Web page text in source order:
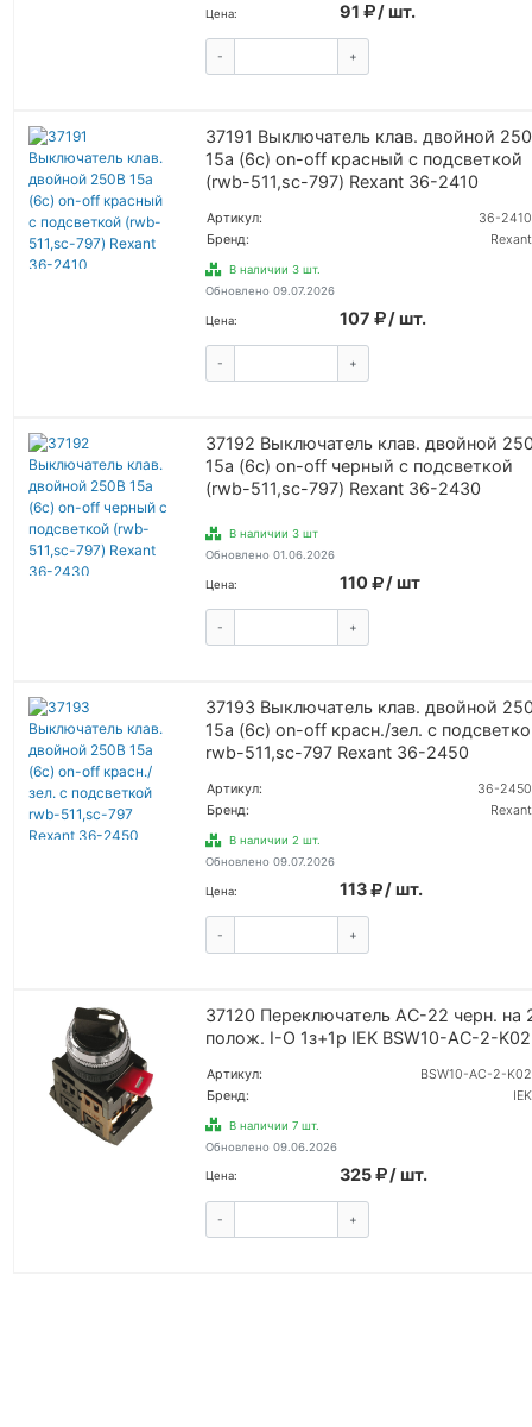
Цена: 91 / шт.
- +
37191 Выключатель клав. двойной
15а (6с) on-off красный с подсветкой
(rwb-511,sc-797) Rexant 36-2410
Артикул:
36-2410
Бренд:
Rexant
В наличии 3 шт.
Обновлено 09.07.2026
Цена: 107 / шт.
- +
37192 Выключатель клав. двойной
15а (6с) on-off черный с подсветкой
(rwb-511,sc-797) Rexant 36-2430
В наличии 3 шт
Обновлено 01.06.2026
Цена: 110 / шт
- +
37193 Выключатель клав. двойной
15а (6с) on-off красн./зел. с
rwb-511,sc-797 Rexant 36-2450
Артикул:
36-2450
Бренд:
Rexant
В наличии 2 шт.
Обновлено 09.07.2026
Цена: 113 / шт.
- +
37120 Переключатель AC-22 черн. на
полож. I-O 1з+1р IEK BSW10-AC-2-K02
Артикул:
BSW10-AC-2-K02
Бренд:
IEK
В наличии 7 шт.
Обновлено 09.06.2026
Цена: 325 / шт.
- +